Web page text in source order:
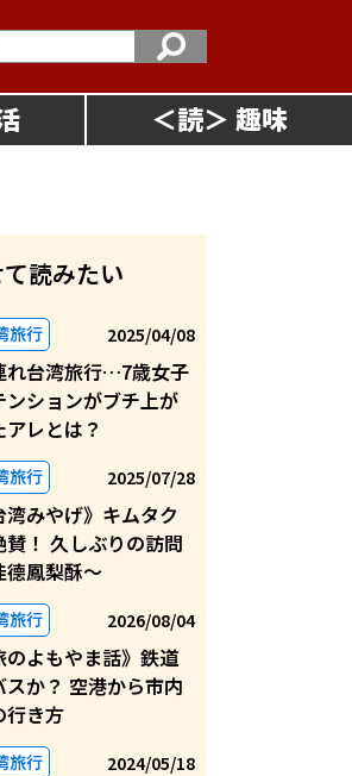
＜読＞
読みたい
旅行 2025/04/08
れ台湾旅行…7歳女子
ンションがブチ上が
アレとは？
旅行 2025/07/28
湾みやげ》キムタク
賛！ 久しぶりの訪問
德鳳梨酥〜
旅行 2026/08/04
のよもやま話》鉄道
スか？ 空港から市内
行き方
旅行 2024/05/18